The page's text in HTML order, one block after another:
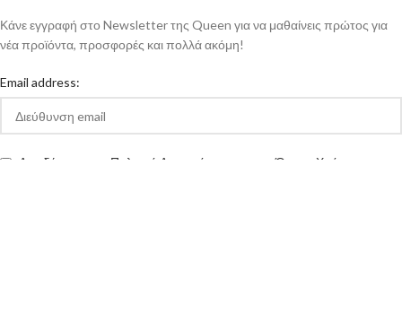
Κάνε εγγραφή στο Newsletter της Queen για να μαθαίνεις πρώτος για
νέα προϊόντα, προσφορές και πολλά ακόμη!
Email address:
Αποδέχομαι την Πολιτική Απορρήτου και τους Όρους Χρήσης της